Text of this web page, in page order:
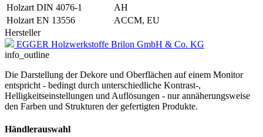
Holzart DIN 4076-1
AH
Holzart EN 13556
ACCM, EU
Hersteller
EGGER Holzwerkstoffe Brilon GmbH & Co. KG
info_outline
Die Darstellung der Dekore und Oberflächen auf einem Monitor
entspricht - bedingt durch unterschiedliche Kontrast-,
Helligkeitseinstellungen und Auflösungen - nur annäherungsweise
den Farben und Strukturen der gefertigten Produkte.
Händlerauswahl